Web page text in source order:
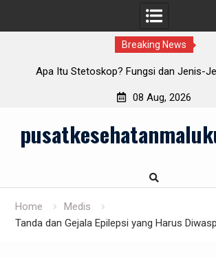
Breaking News
Apa Itu Stetoskop? Fungsi dan Jenis-
08 Aug, 2026
content
Home
Medis
Tanda dan Gejala Epilepsi yang Harus